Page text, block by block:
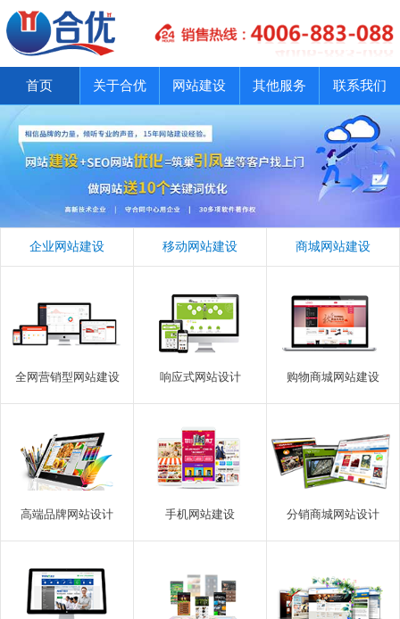
首页 关于合优 网站建设 其他服务 联系我们
企业网站建设 移动网站建设 商城网站建设
全网营销型网站建设 响应式网站设计 购物商城网站建设
高端品牌网站设计 手机网站建设 分销商城网站设计